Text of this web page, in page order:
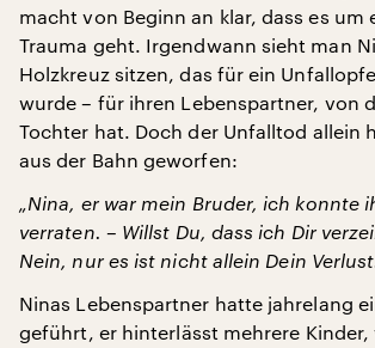
macht von Beginn an klar, dass es um
Trauma geht. Irgendwann sieht man
Holzkreuz sitzen, das für ein
wurde – für ihren Lebenspartner, von
Tochter hat. Doch der Unfalltod allein
aus der Bahn geworfen:
„Nina, er war mein Bruder, ich konnte
verraten. – Willst Du, dass ich Dir
Nein, nur es ist nicht allein Dein
Ninas Lebenspartner hatte jahrelang
geführt, er hinterlässt mehrere Kinder,